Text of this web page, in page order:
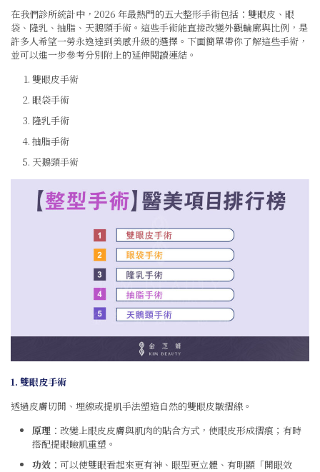
在我們診所統計中，2026 年最熱門的五大整形手術包括：雙眼皮、眼
袋、隆乳、抽脂、天鵝頸手術。這些手術能直接改變外觀輪廓與比例，是
許多人希望一勞永逸達到美感升級的選擇。下面簡單帶你了解這些手術，
並可以進一步參考分別附上的延伸閱讀連結。
雙眼皮手術
眼袋手術
隆乳手術
抽脂手術
天鵝頸手術
1. 雙眼皮手術
透過皮膚切開、埋線或提肌手法塑造自然的雙眼皮皺摺線。
原理 ：改變上眼皮皮膚與肌肉的貼合方式，使眼皮形成摺痕；有時
搭配提眼瞼肌重塑。
功效 ：可以使雙眼看起來更有神、眼型更立體、有明顯「開眼效